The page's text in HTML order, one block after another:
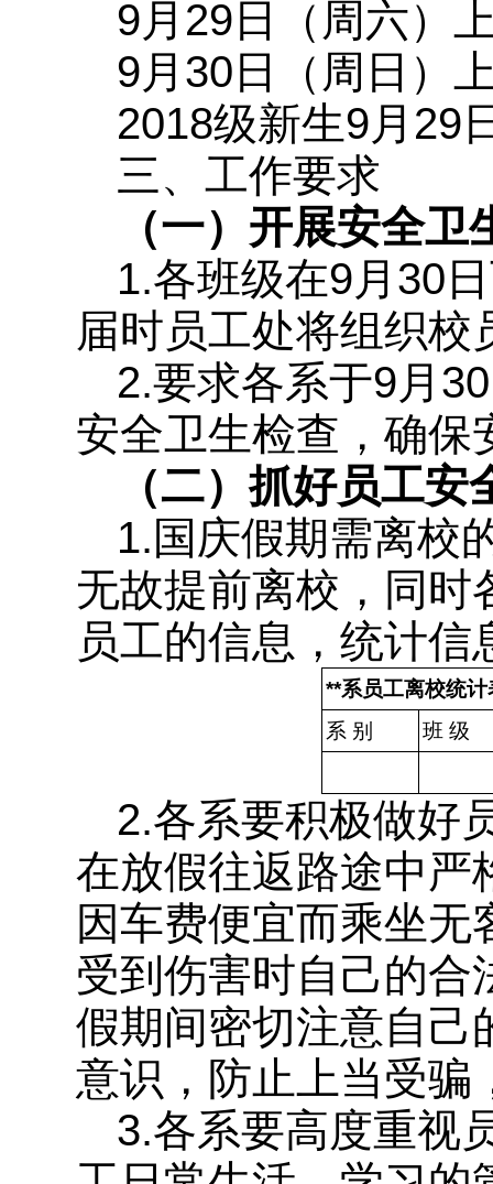
9月29日（周六）
9月30日（周日）
2018级新生9月29
三、工作要求
（一）开展安全卫
1.各班级在9月30
届时员工处将组织
2.要求各系于9月
安全卫生检查，确保
（二）抓好员工安
1.国庆假期需离校
无故提前离校，同时
员工的信息，统计信
**系员工离校统计
系 别
班 级
2.各系要积极做好
在放假往返路途中严
因车费便宜而乘坐
受到伤害时自己的合
假期间密切注意自己
意识，防止上当受骗
3.各系要高度重视